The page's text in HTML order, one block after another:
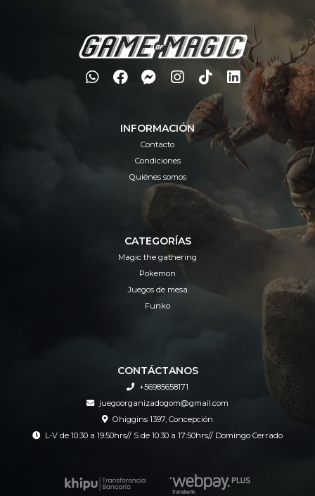
INFORMACIÓN
Contacto
Condiciones
Quiénes somos
CATEGORÍAS
Magic the gathering
Pokemon
Juegos de mesa
Funko
CONTÁCTANOS
+56985658171
juegoorganizadogom@gmail.com
Ohiggins 1397, Concepción
L-V de 10:30 a 19:50hrs// S de 10:30 a 17:50hrs// Domingo Cerrado